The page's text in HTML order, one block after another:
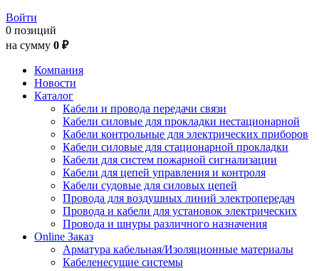
Войти
0 позиций
на сумму 0 ₽
Компания
Новости
Каталог
Кабели и провода передачи связи
Кабели силовые для прокладки нестационарной
Кабели контрольные для электрических приборов
Кабели силовые для стационарной прокладки
Кабели для систем пожарной сигнализации
Кабели для цепей управления и контроля
Кабели судовые для силовых цепей
Провода для воздушных линий электропередач
Провода и кабели для установок электрических
Провода и шнуры различного назначения
Online Заказ
Арматура кабельная/Изоляционные материалы
Кабеленесущие системы